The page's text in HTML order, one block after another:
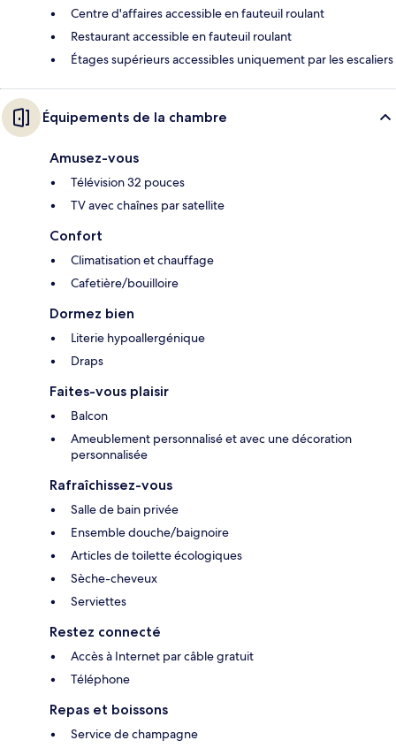
Centre d'affaires accessible en fauteuil roulant
Restaurant accessible en fauteuil roulant
Étages supérieurs accessibles uniquement par les escaliers
Équipements de la chambre
Amusez-vous
Télévision 32 pouces
TV avec chaînes par satellite
Confort
Climatisation et chauffage
Cafetière/bouilloire
Dormez bien
Literie hypoallergénique
Draps
Faites-vous plaisir
Balcon
Ameublement personnalisé et avec une décoration
personnalisée
Rafraîchissez-vous
Salle de bain privée
Ensemble douche/baignoire
Articles de toilette écologiques
Sèche-cheveux
Serviettes
Restez connecté
Accès à Internet par câble gratuit
Téléphone
Repas et boissons
Service de champagne